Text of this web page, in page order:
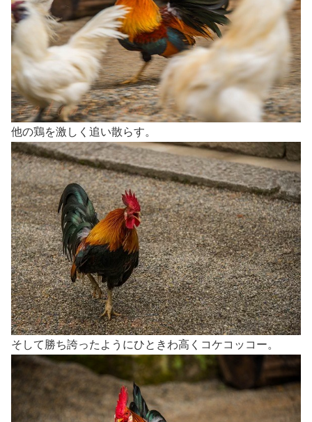
他の鶏を激しく追い散らす。
そして勝ち誇ったようにひときわ高くコケコッコー。